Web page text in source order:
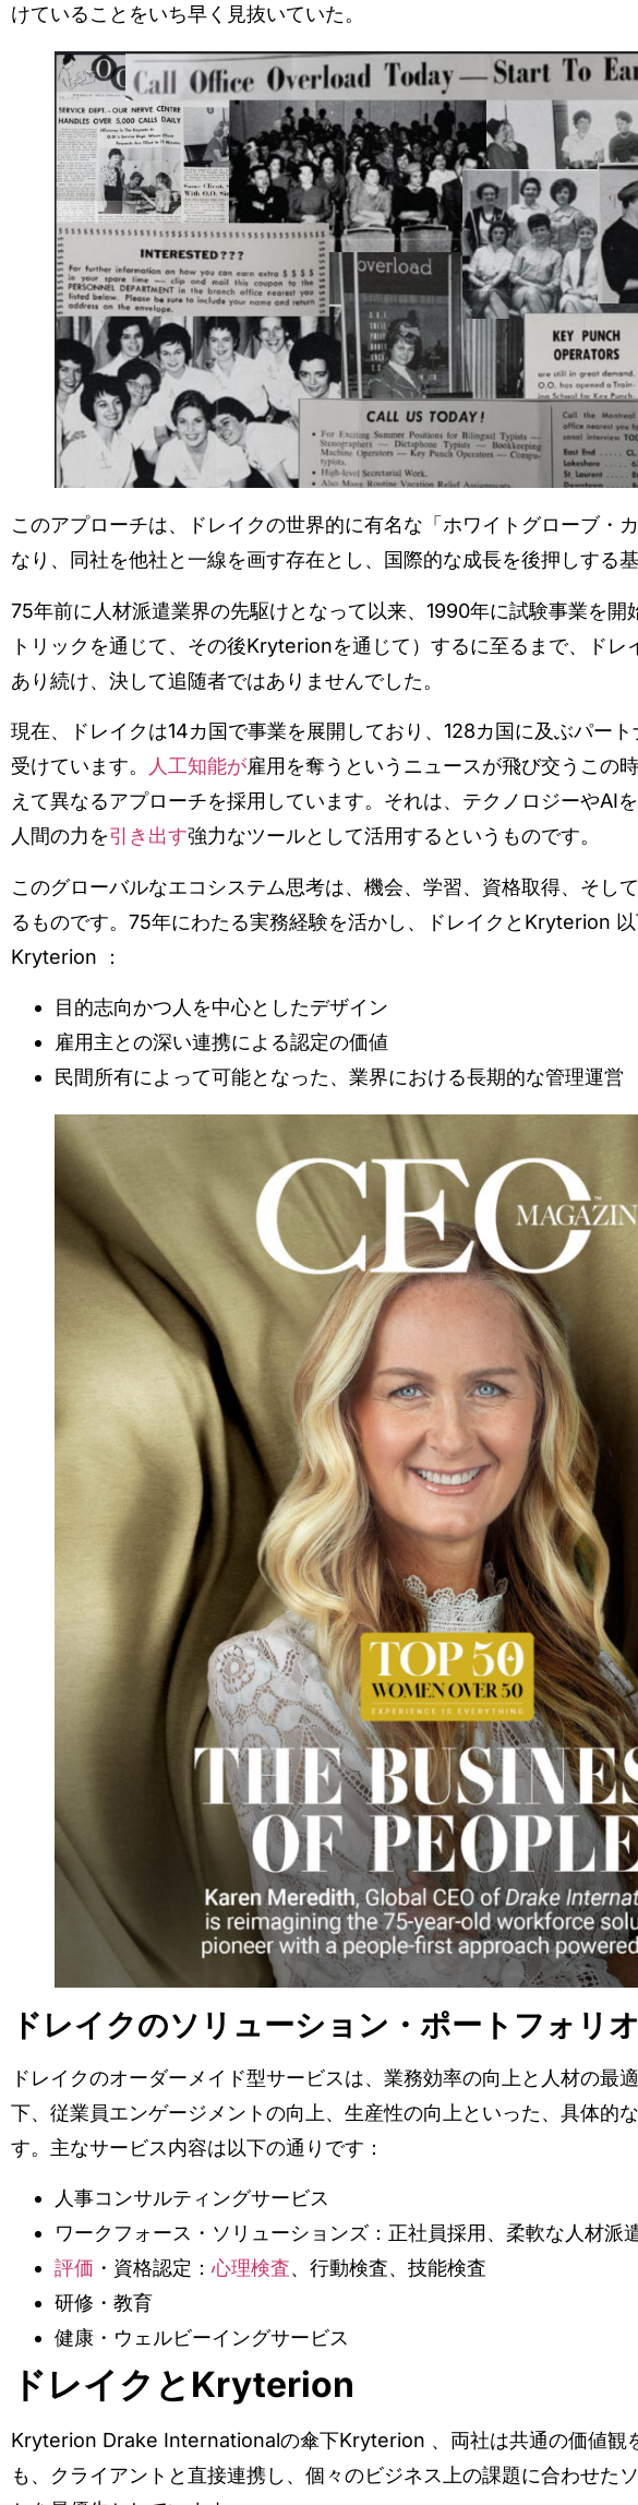
けていることをいち早く見抜いていた。
このアプローチは、ドレイクの世界的に有名な「ホワイトグローブ・
なり、同社を他社と一線を画す存在とし、国際的な成長を後押しする
75年前に人材派遣業界の先駆けとなって以来、1990年に試験事業を開
トリックを通じて、その後Kryterionを通じて）するに至るまで、ドレ
あり続け、決して追随者ではありませんでした。
現在、ドレイクは14カ国で事業を展開しており、128カ国に及ぶパー
受けています。
人工知能が雇用を奪うというニュースが飛び交うこの
えて異なるアプローチを採用しています。それは、テクノロジーやAIを
人間の力を引き出す強力なツールとして活用するというものです。
このグローバルなエコシステム思考は、機会、学習、資格取得、そし
るものです。75年にわたる実務経験を活かし、ドレイクとKryterion
Kryterion ：
目的志向かつ人を中心としたデザイン
雇用主との深い連携による認定の価値
民間所有によって可能となった、業界における長期的な管理運営
ドレイクのソリューション・ポートフォリオ
ドレイクのオーダーメイド型サービスは、業務効率の向上と人材の最
下、従業員エンゲージメントの向上、生産性の向上といった、具体的
す。主なサービス内容は以下の通りです：
人事コンサルティングサービス
ワークフォース・ソリューションズ：正社員採用、柔軟な人材派
評価 ・資格認定：心理検査、行動検査、技能検査
研修・教育
健康・ウェルビーイングサービス
ドレイクとKryterion
Kryterion Drake Internationalの傘下Kryterion 、両社は共通の価値観
も、クライアントと直接連携し、個々のビジネス上の課題に合わせた